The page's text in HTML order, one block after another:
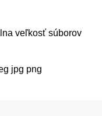
veľkosť súborov
jpg png